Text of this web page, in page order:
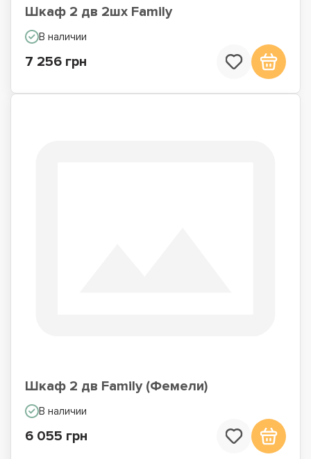
Шкаф 2 дв 2шх Family
В наличии
7 256 грн
Шкаф 2 дв Family (Фемели)
В наличии
6 055 грн